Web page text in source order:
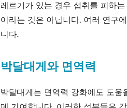
레르기가 있는 경우 섭취를 피하
이라는 것은 아닙니다. 여러 연구
니다.
박달대게와 면역력
박달대게는 면역력 강화에도 도